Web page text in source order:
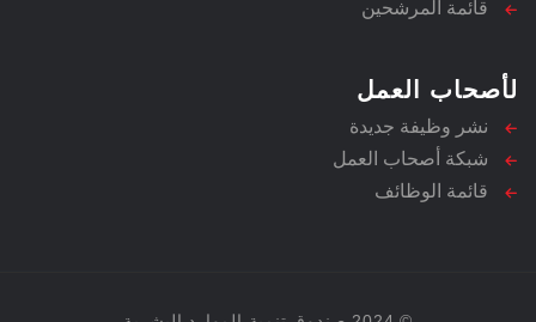
قائمة المرشحين
لأصحاب العمل
نشر وظيفة جديدة
شبكة أصحاب العمل
قائمة الوظائف